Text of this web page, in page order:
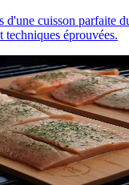
d'une cuisson parfaite
techniques éprouvées.